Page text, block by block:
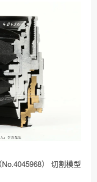
） 切割模型